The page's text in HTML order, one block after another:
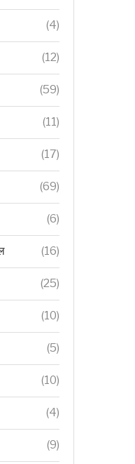
(4)
(12)
(59)
(11)
(17)
(69)
(6)
(16)
(25)
(10)
(5)
(10)
(4)
(9)